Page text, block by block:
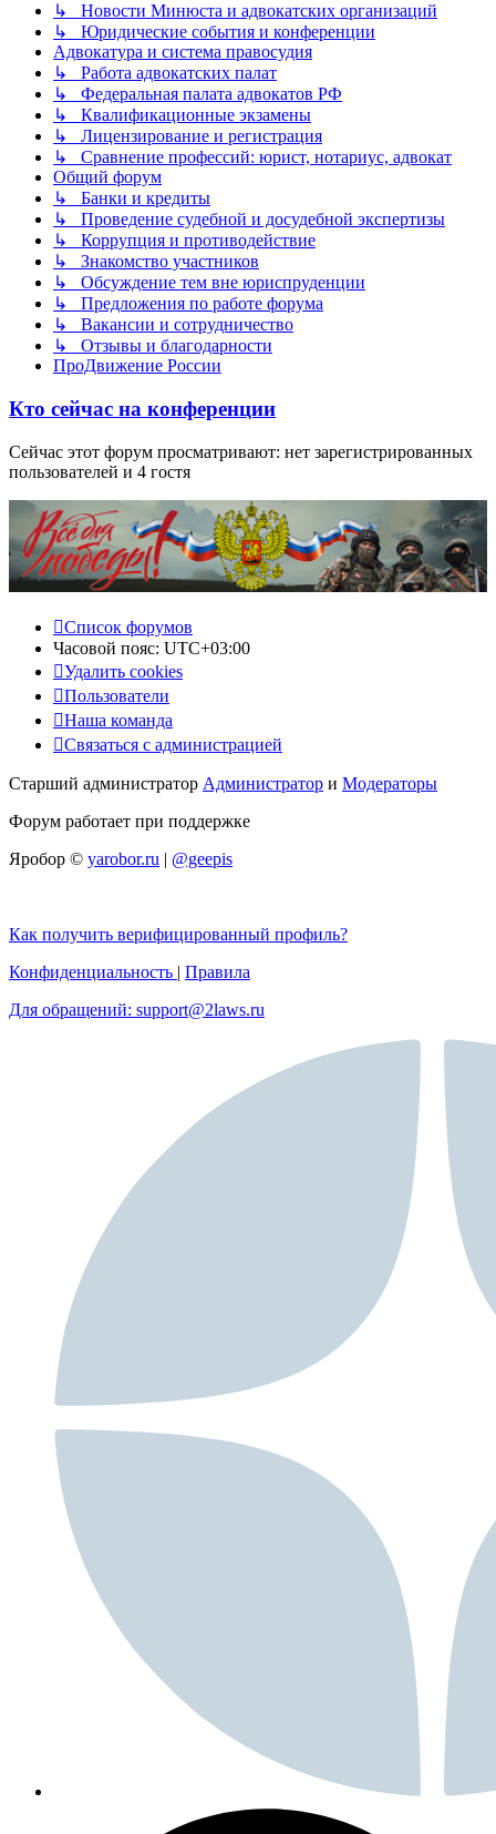
↳ Новости Минюста и адвокатских организаций
↳ Юридические события и конференции
Адвокатура и система правосудия
↳ Работа адвокатских палат
↳ Федеральная палата адвокатов РФ
↳ Квалификационные экзамены
↳ Лицензирование и регистрация
↳ Сравнение профессий: юрист, нотариус, адвокат
Общий форум
↳ Банки и кредиты
↳ Проведение судебной и досудебной экспертизы
↳ Коррупция и противодействие
↳ Знакомство участников
↳ Обсуждение тем вне юриспруденции
↳ Предложения по работе форума
↳ Вакансии и сотрудничество
↳ Отзывы и благодарности
ПроДвижение России
Кто сейчас на конференции
Сейчас этот форум просматривают: нет зарегистрированных
пользователей и 4 гостя
Список форумов
Часовой пояс: UTC+03:00
Удалить cookies
Пользователи
Наша команда
Связаться с администрацией
Старший администратор Администратор и Модераторы
Форум работает при поддержке
Яробор © yarobor.ru | @geepis
Как получить верифицированный профиль?
Конфиденциальность | Правила
Для обращений: support@2laws.ru